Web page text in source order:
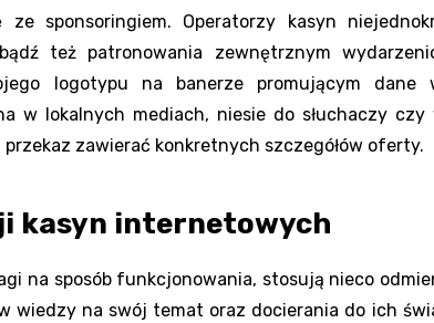
sponsoringiem. Operatorzy kasyn
bądź też patronowania zewnętrznym
logotypu na banerze promującym dane
w lokalnych mediach, niesie do słuchaczy
zawierać konkretnych szczegółów oferty.
kasyn internetowych
na sposób funkcjonowania, stosują nieco
wiedzy na swój temat oraz docierania do ich